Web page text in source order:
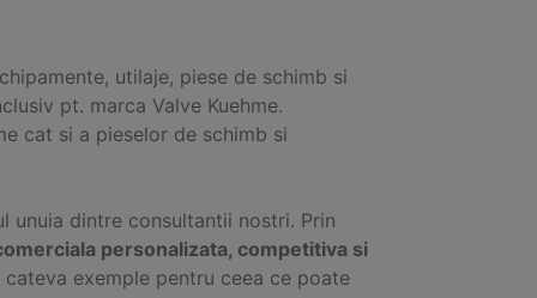
utilaje, piese de schimb si
pt. marca Valve Kuehme.
cat si a pieselor de schimb si
unuia dintre consultantii nostri. Prin
personalizata, competitiva si
exemple pentru ceea ce poate